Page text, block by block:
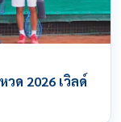
ด 2026 เวิลด์